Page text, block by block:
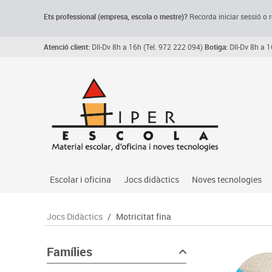
Ets professional (empresa, escolao mestre)? Recorda iniciar sessió o
Atenció client: Dll-Dv 8h a 16h (Tel. 972 222 094)Botiga: Dll-Dv 8h a
Escolar i oficina
Arxiu, carpetes i classificadors
Manualitats
Escriptura i correcció
Jocs didàctics
Primeres edats
Jocs heurístics
Motricitat fina
Noves tecnologies
Connectivitat i
Jocs Didàctics / Motricitat fina
Famílies